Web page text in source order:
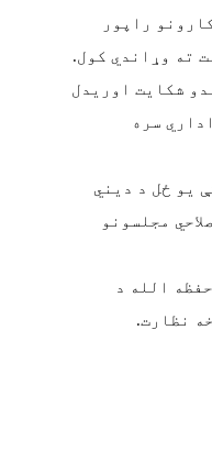
راپور
ته وړاندي کول.
شکایت اوریدل
سره
یو ځل د دیني
مجلسونو
الله د
نظارت.